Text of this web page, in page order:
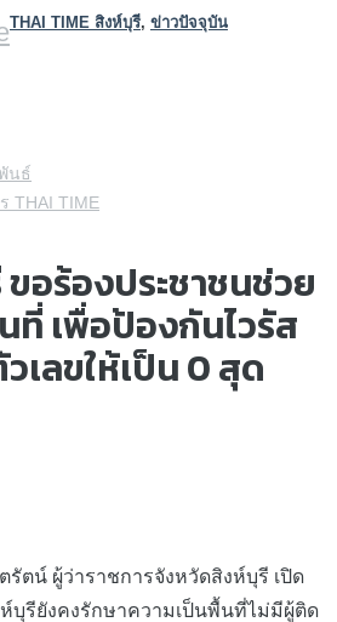
นธ์
THAI TIME
THAI TIME สิงห์บุรี, ข่าวปัจจุบัน
อร้องประชาชนช่วย
เพื่อป้องกันไวรัส
เลขให้เป็น 0 สุด
ผู้ว่าราชการจังหวัดสิงห์บุรี เปิด
ห์บุรียังคงรักษาความเป็นพื้นที่ไม่มีผู้ติด